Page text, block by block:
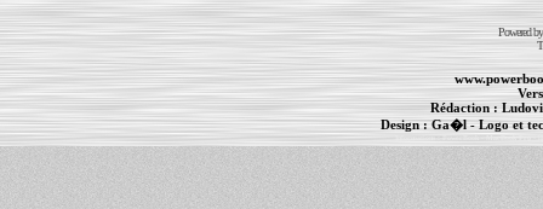
Powered
Rédaction :
Design :Ga�l- Logo et
Informations :